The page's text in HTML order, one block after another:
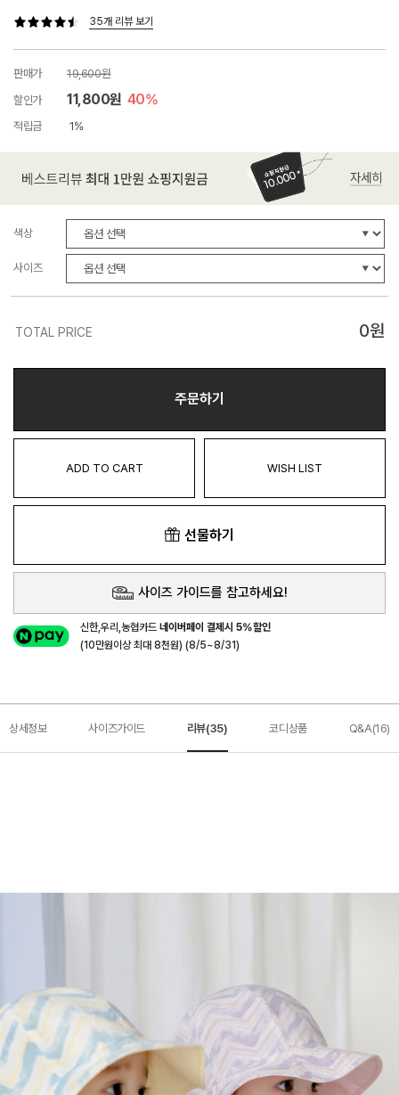
35개 리뷰 보기
판매가
19,600원
할인가
11,800원 40%
적립금 1%
색상
사이즈
TOTAL PRICE 0원
주문하기
ADD TO CART WISH LIST
선물하기
사이즈 가이드를 참고하세요!
신한,우리,농협카드네이버페이 결제시 5%할인
(10만원이상 최대 8천원) (8/5~8/31)
상세정보 사이즈가이드 리뷰(35) 코디상품 Q&A(16)